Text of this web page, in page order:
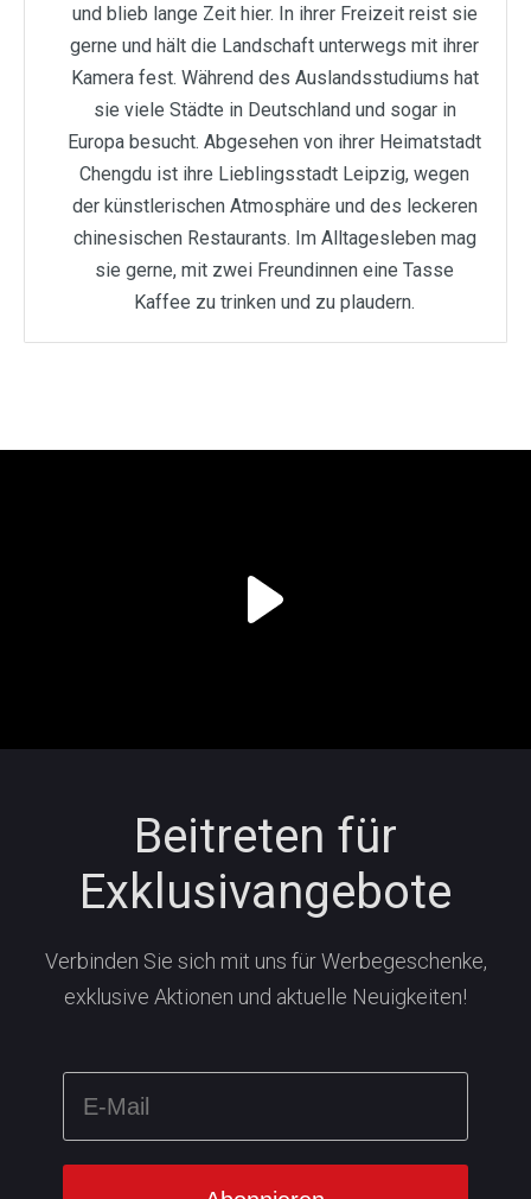
und blieb lange Zeit hier. In ihrer Freizeit reist sie
gerne und hält die Landschaft unterwegs mit ihrer
Kamera fest. Während des Auslandsstudiums hat
sie viele Städte in Deutschland und sogar in
Europa besucht. Abgesehen von ihrer Heimatstadt
Chengdu ist ihre Lieblingsstadt Leipzig, wegen
der künstlerischen Atmosphäre und des leckeren
chinesischen Restaurants. Im Alltagesleben mag
sie gerne, mit zwei Freundinnen eine Tasse
Kaffee zu trinken und zu plaudern.
Beitreten für
Exklusivangebote
Verbinden Sie sich mit uns für Werbegeschenke,
exklusive Aktionen und aktuelle Neuigkeiten!